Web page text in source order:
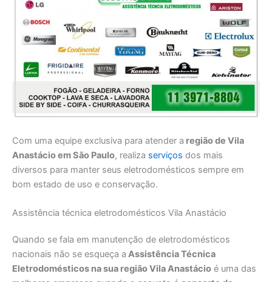
Com uma equipe exclusiva para atender a região de Vila
Anastácio em São Paulo, realiza serviços dos mais
diversos para manter seus eletrodomésticos sempre em
bom estado de uso e conservação.
Assistência técnica eletrodomésticos Vila Anastácio
Quando se fala em manutenção de eletrodomésticos
nacionais não se esqueça a Assistência Técnica
Eletrodomésticos na sua região Vila Anastácio é uma das